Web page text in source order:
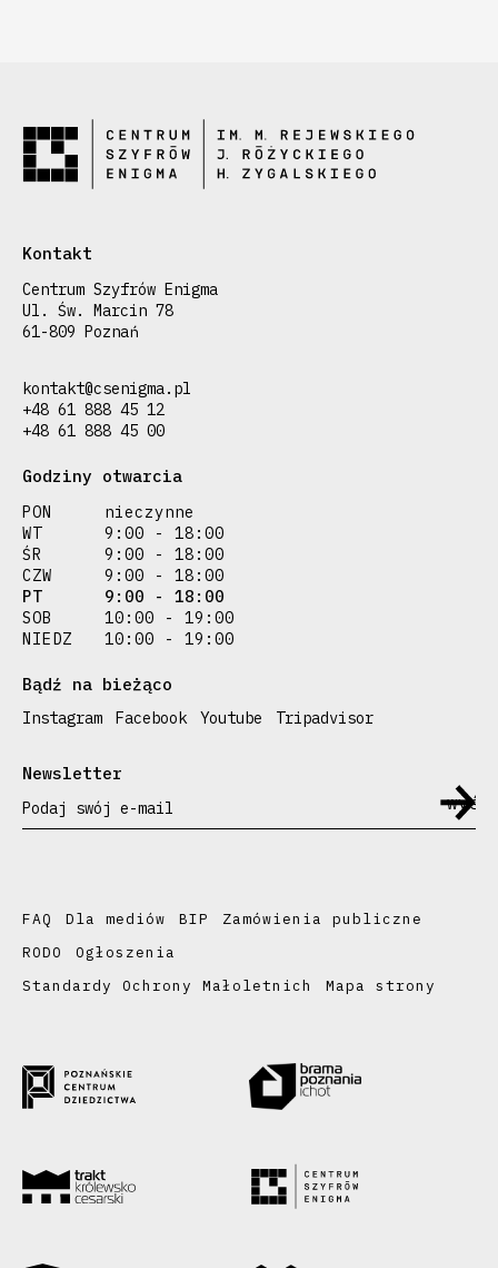
Kontakt
Centrum Szyfrów Enigma
Ul. Św. Marcin 78
61-809 Poznań
kontakt@csenigma.pl
+48 61 888 45 12
+48 61 888 45 00
Godziny otwarcia
PON
nieczynne
WT
9:00 - 18:00
ŚR
9:00 - 18:00
CZW
9:00 - 18:00
PT
9:00 - 18:00
SOB
10:00 - 19:00
NIEDZ
10:00 - 19:00
Bądź na bieżąco
Instagram Facebook Youtube Tripadvisor
Newsletter
Podaj swój e-mail
FAQ Dla mediów BIP
Zamówienia publiczne
RODO
Ogłoszenia
Standardy Ochrony Małoletnich
Mapa strony